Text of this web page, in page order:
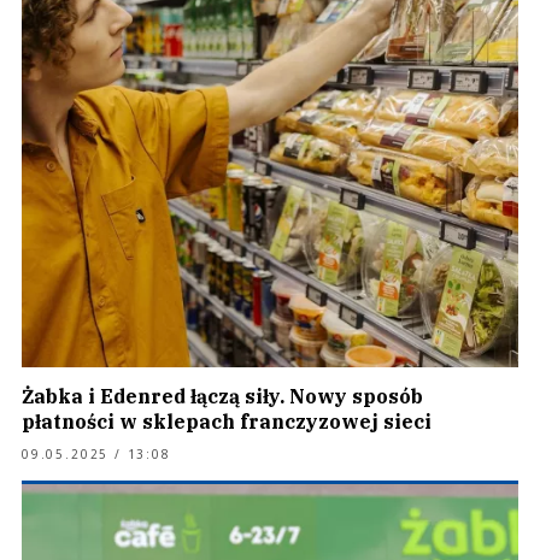
Żabka i Edenred łączą siły. Nowy sposób
płatności w sklepach franczyzowej sieci
09.05.2025 / 13:08